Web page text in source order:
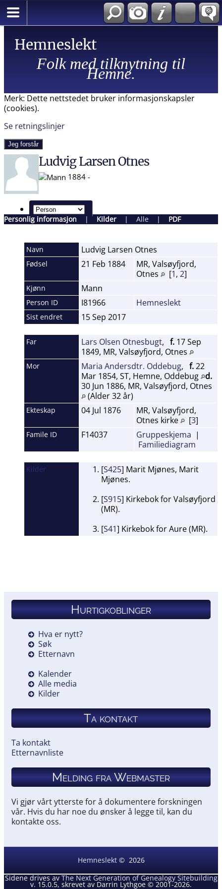
Hemneslekt
Folk med tilknytning til
Hemne.
Merk: Dette nettstedet bruker informasjonskapsler
(cookies).
Se retningslinjer
Jeg forstår
Ludvig Larsen Otnes
1884 -
Personlig informasjon | Kilder | Alle | PDF
Navn Ludvig Larsen Otnes
Fødsel 21 Feb 1884
MR, Valsøyfjord,
Otnes
[1, 2]
Kjønn Mann
Person ID I81966 Hemneslekt
Sist endret 15 Sep 2017
Far Lars Olsen Otnesbugt, f. 17 Sep
1849, MR, Valsøyfjord, Otnes
Mor Maria Andersdtr. Oddebug, f.22
Mar 1854, ST, Hemne, Oddebug
d.
30 Jun 1886, MR, Valsøyfjord, Otnes
(Alder 32 år)
Ekteskap 04 Jul 1876
MR, Valsøyfjord,
Otnes kirke
[3]
Famile ID F14037 Gruppeskjema |
Familiediagram
Kilder [S425] Marit Mjønes, Marit
Mjønes.
[S915] Kirkebok for Valsøyfjord
(MR).
[S41] Kirkebok for Aure (MR).
Hurtigkoblinger
Hva er nytt?
Søk
Etternavn
Kalender
Alle media
Kilder
Ta kontakt
Ta kontakt
Etternavnliste
Melding fra Webmaster
Vi gjør vårt ytterste for å dokumentere forskningen
vår. Hvis du har noe du ønsker å legge til, kan du
kontakte oss.
Hemneslekt© 2026
Sidene drives av The Next Generation of Genealogy Sitebuilding
v. 15.0.5, skrevet av Darrin Lythgoe © 2001-2026.